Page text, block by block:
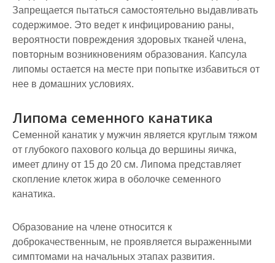
Запрещается пытаться самостоятельно выдавливать
содержимое. Это ведет к инфицированию раны,
вероятности повреждения здоровых тканей члена,
повторным возникновениям образования. Капсула
липомы остается на месте при попытке избавиться от
нее в домашних условиях.
Липома семенного канатика
Семенной канатик у мужчин является круглым тяжом
от глубокого пахового кольца до вершины яичка,
имеет длину от 15 до 20 см. Липома представляет
скопление клеток жира в оболочке семенного
канатика.
Образование на члене относится к
доброкачественным, не проявляется выраженными
симптомами на начальных этапах развития.